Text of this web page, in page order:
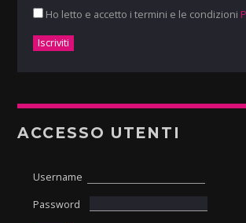
Ho letto e accetto i termini e le condizioni
ACCESSO UTENTI
Username
Password